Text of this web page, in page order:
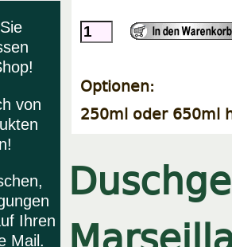
von
Ihren
Mail.
Optionen:
250ml oder 650ml